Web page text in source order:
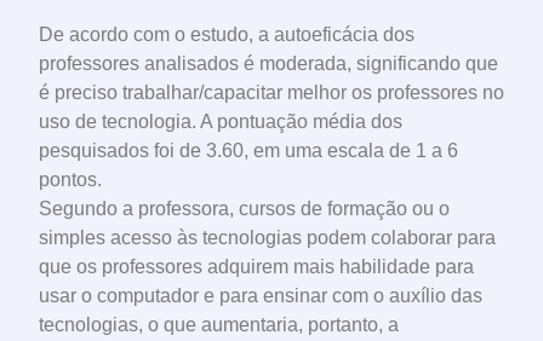
De acordo com o estudo, a autoeficácia dos
professores analisados é moderada, significando que
é preciso trabalhar/capacitar melhor os professores no
uso de tecnologia. A pontuação média dos
pesquisados foi de 3.60, em uma escala de 1 a 6
pontos.
Segundo a professora, cursos de formação ou o
simples acesso às tecnologias podem colaborar para
que os professores adquirem mais habilidade para
usar o computador e para ensinar com o auxílio das
tecnologias, o que aumentaria, portanto, a